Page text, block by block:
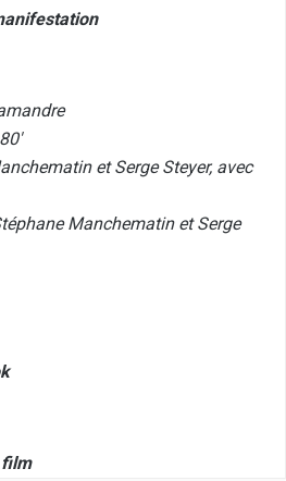
et Serge Steyer, avec
Manchematin et Serge
film